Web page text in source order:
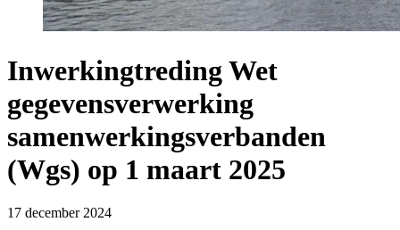
Inwerkingtreding Wet
gegevensverwerking
samenwerkingsverbanden
(Wgs) op 1 maart 2025
17 december 2024